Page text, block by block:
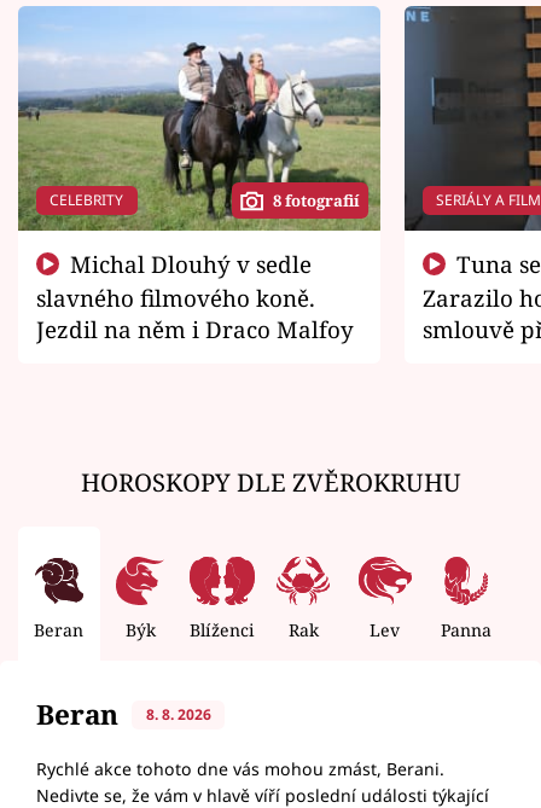
CELEBRITY 8 fotografií
slavného filmového koně.
Jezdil na něm i Draco Malfoy
SERIÁLY A
Zarazilo
smlouvě
HOROSKOPY DLE ZVĚROKRUHU
Beran Býk Blíženci Rak Lev Panna
Beran 8. 8. 2026
Rychlé akce tohoto dne vás mohou zmást, Berani.
Nedivte se, že vám v hlavě víří poslední události týkající